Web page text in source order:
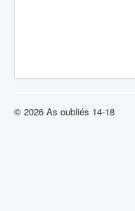
© 2026 As oubliés 14-18